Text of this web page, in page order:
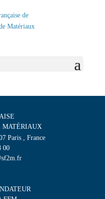
MATÉRIAUX
Paris , France
00